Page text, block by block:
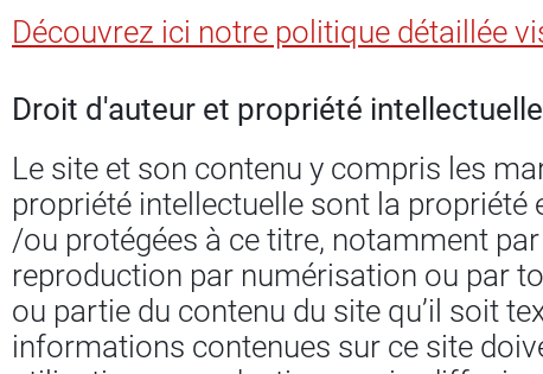
Découvrez ici notre politique détaillée
Droit d'auteur et propriété intellectuelle
Le site et son contenu y compris les
propriété intellectuelle sont la propriété
/ou protégées à ce titre, notamment par
reproduction par numérisation ou par
ou partie du contenu du site qu’il soit
informations contenues sur ce site